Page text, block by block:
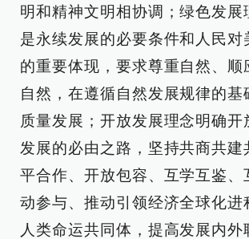
明和精神文明相协调；绿色发展
是永续发展的必要条件和人民对
的重要体现，要求尊重自然、顺
自然，在遵循自然发展规律的基
质量发展；开放发展理念明确开
发展的必由之路，坚持共商共建
平合作、开放包容、互学互鉴、
动参与、推动引领经济全球化进
人类命运共同体，提高发展内外